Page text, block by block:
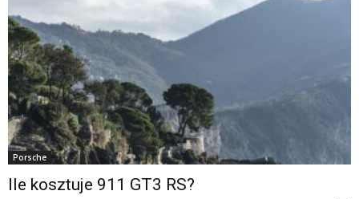
Porsche
Ile kosztuje 911 GT3 RS?